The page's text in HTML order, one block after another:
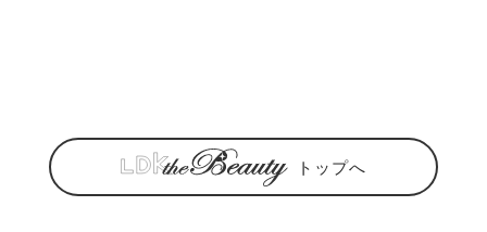
トップへ